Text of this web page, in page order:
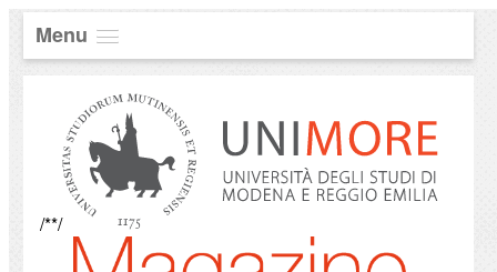
Menu
/**/